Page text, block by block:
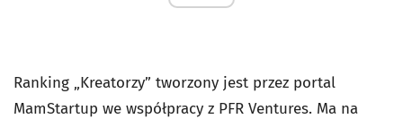
Ranking „Kreatorzy” tworzony jest przez portal
MamStartup we współpracy z PFR Ventures. Ma na